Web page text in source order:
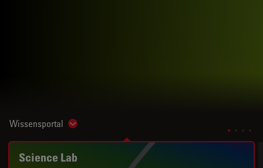
Wissensportal Show subnavigation
Science Lab